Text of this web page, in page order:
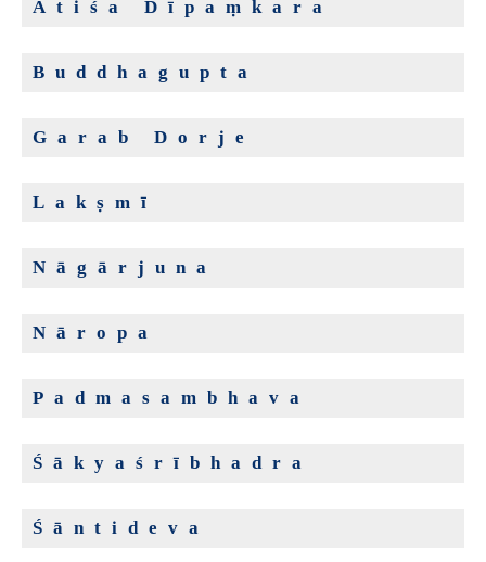
Atiśa Dīpaṃkara
Buddhagupta
Garab Dorje
Lakṣmī
Nāgārjuna
Nāropa
Padmasambhava
Śākyaśrībhadra
Śāntideva